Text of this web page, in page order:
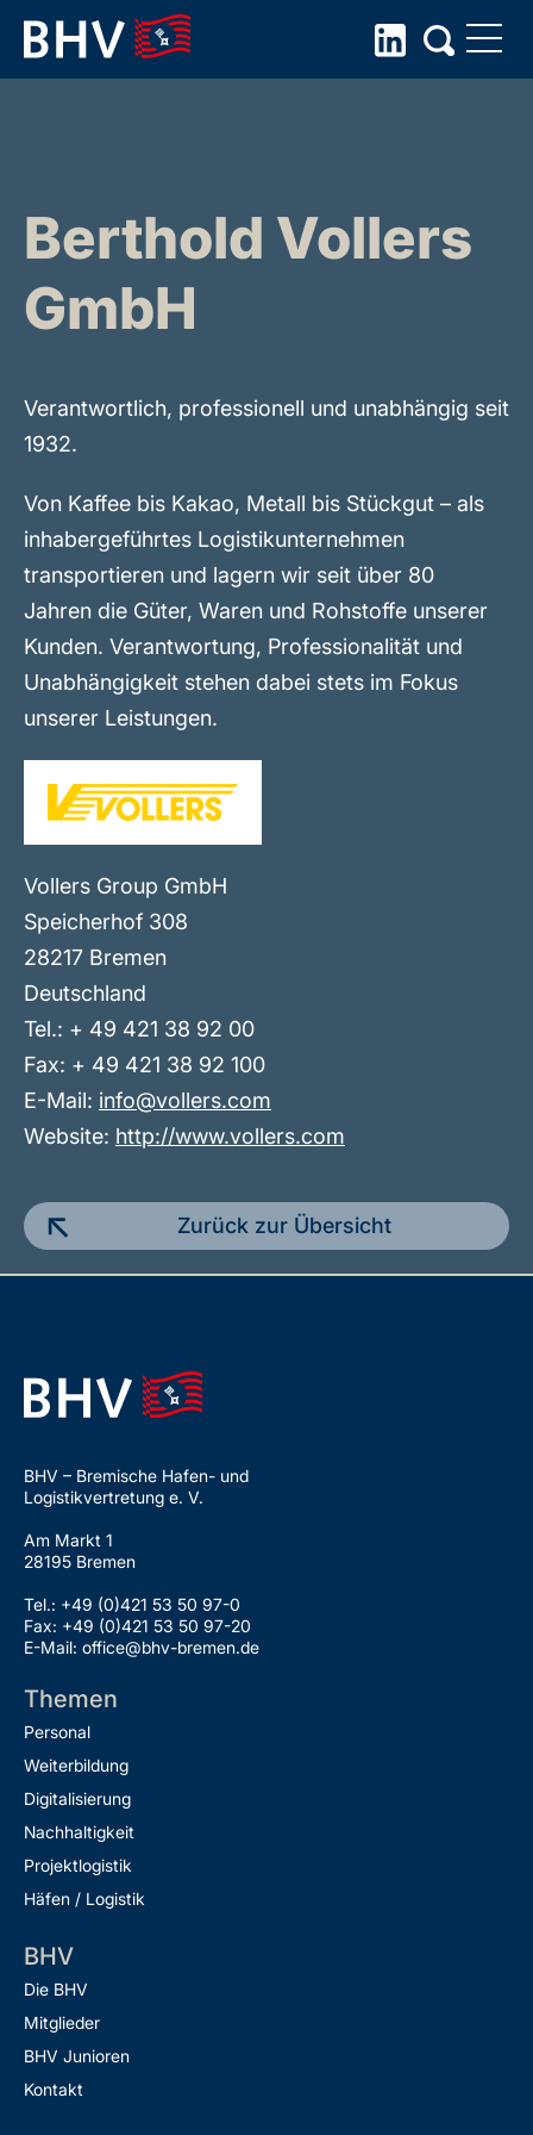
Skip
Berthold Vollers
GmbH
Verantwortlich, professionell und unabhängig seit
1932.
Von Kaffee bis Kakao, Metall bis Stückgut – als
inhabergeführtes Logistikunternehmen
transportieren und lagern wir seit über 80
Jahren die Güter, Waren und Rohstoffe unserer
Kunden. Verantwortung, Professionalität und
Unabhängigkeit stehen dabei stets im Fokus
unserer Leistungen.
Vollers Group GmbH
Speicherhof 308
28217 Bremen
Deutschland
Tel.: + 49 421 38 92 00
Fax: + 49 421 38 92 100
E-Mail: info@vollers.com
Website: http://www.vollers.com
Zurück zur Übersicht
BHV – Bremische Hafen- und
Logistikvertretung e. V.
Am Markt 1
28195 Bremen
Tel.: +49 (0)421 53 50 97-0
Fax: +49 (0)421 53 50 97-20
E-Mail: office@bhv-bremen.de
Themen
Personal
Weiterbildung
Digitalisierung
Nachhaltigkeit
Projektlogistik
Häfen / Logistik
BHV
Die BHV
Mitglieder
BHV Junioren
Kontakt